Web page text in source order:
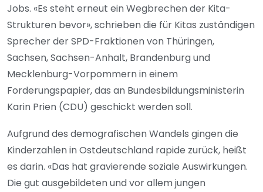
Jobs. «Es steht erneut ein Wegbrechen der Kita-
Strukturen bevor», schrieben die für Kitas zuständigen
Sprecher der SPD-Fraktionen von Thüringen,
Sachsen, Sachsen-Anhalt, Brandenburg und
Mecklenburg-Vorpommern in einem
Forderungspapier, das an Bundesbildungsministerin
Karin Prien (CDU) geschickt werden soll.
Aufgrund des demografischen Wandels gingen die
Kinderzahlen in Ostdeutschland rapide zurück, heißt
es darin. «Das hat gravierende soziale Auswirkungen.
Die gut ausgebildeten und vor allem jungen